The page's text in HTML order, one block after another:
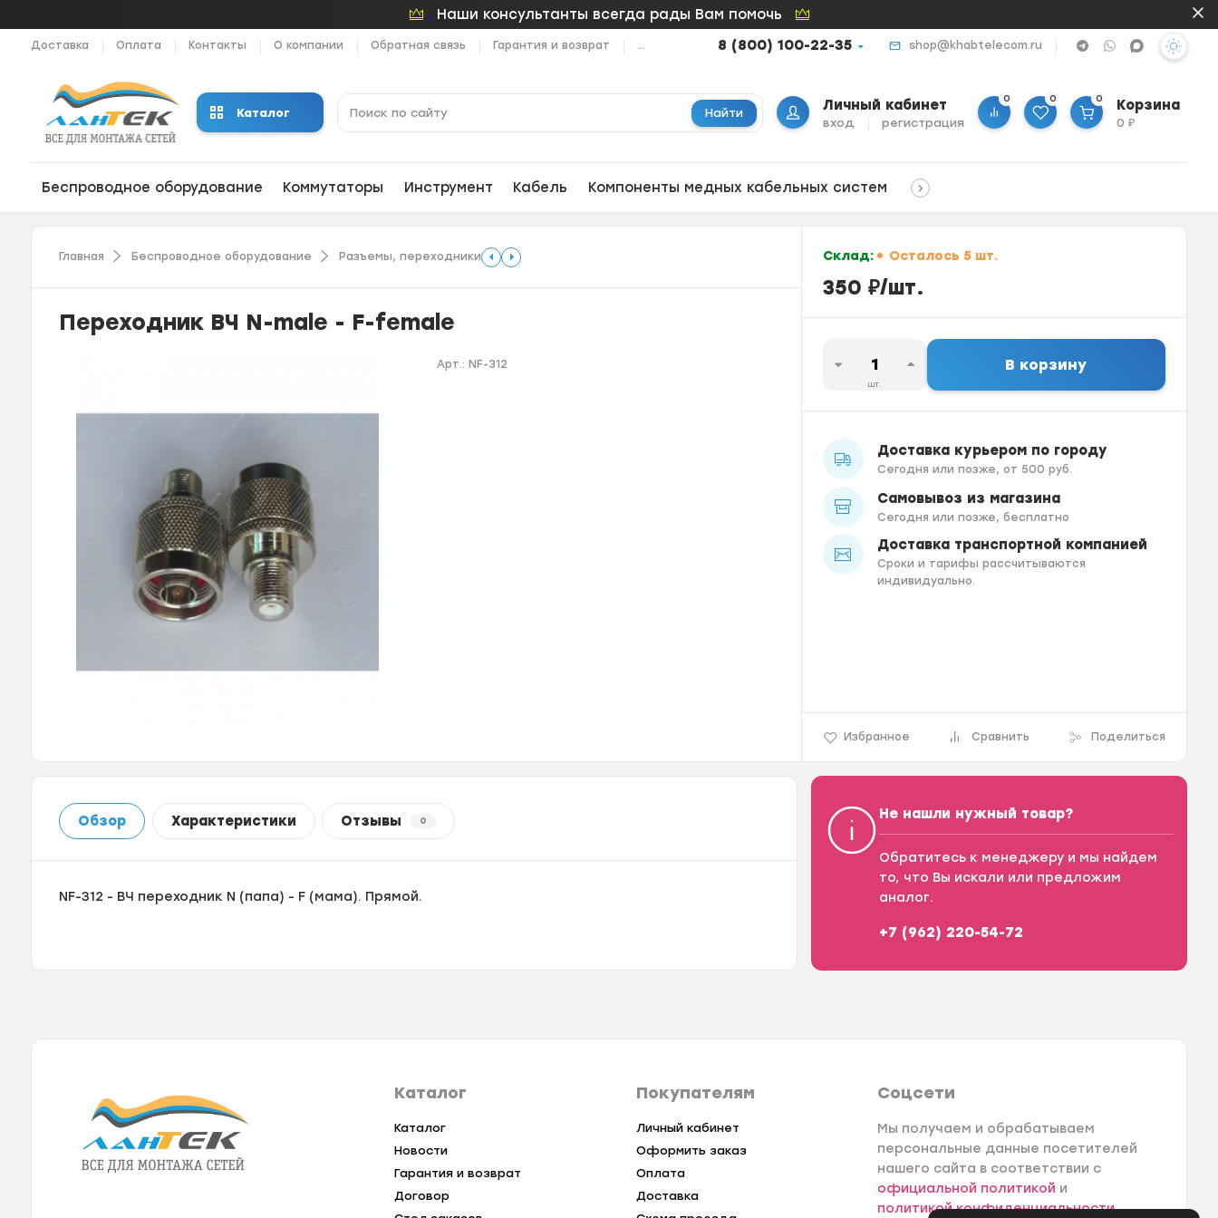
Наши консультанты всегда рады Вам помочь
Доставка Оплата Контакты О компании Обратная связь Гарантия и возврат ... 8 (800) 100-22-35 shop@khabtelecom.ru
Каталог Найти Личный кабинет
вход регистрация
0 0 0 Корзина
0₽
Беспроводное оборудование Коммутаторы Инструмент Кабель Компоненты медных кабельных систем
Главная Беспроводное оборудование Разъемы, переходники
Переходник ВЧ N-male - F-female
Арт.: NF-312
Склад: Осталось 5 шт.
350 ₽/шт.
шт.
В корзину
Доставка курьером по городу
Сегодня или позже, от 500 руб.
Самовывоз из магазина
Сегодня или позже, бесплатно
Доставка транспортной компанией
Сроки и тарифы рассчитываются
индивидуально.
Избранное Сравнить Поделиться
Обзор Характеристики Отзывы 0
NF-312 - ВЧ переходник N (папа) - F (мама). Прямой.
Не нашли нужный товар?
Обратитесь к менеджеру и мы найдем
то, что Вы искали или предложим
аналог.
+7 (962) 220-54-72
Каталог
Каталог
Новости
Гарантия и возврат
Договор
Покупателям
Личный кабинет
Оформить заказ
Оплата
Доставка
Соцсети
Мы получаем и обрабатываем
персональные данные посетителей
нашего сайта в соответствии с
официальной политикой и
политикой конфиденциальности.